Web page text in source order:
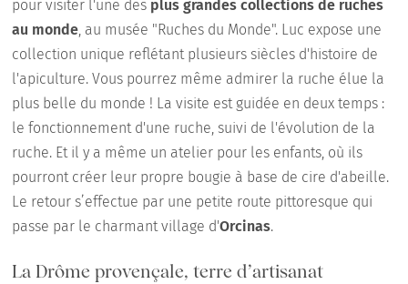
pour visiter l'une des plus grandes collections de ruches
au monde, au musée "Ruches du Monde". Luc expose une
collection unique reflétant plusieurs siècles d'histoire de
l'apiculture. Vous pourrez même admirer la ruche élue la
plus belle du monde ! La visite est guidée en deux temps :
le fonctionnement d'une ruche, suivi de l'évolution de la
ruche. Et il y a même un atelier pour les enfants, où ils
pourront créer leur propre bougie à base de cire d'abeille.
Le retour s’effectue par une petite route pittoresque qui
passe par le charmant village d'Orcinas.
La Drôme provençale, terre d’artisanat